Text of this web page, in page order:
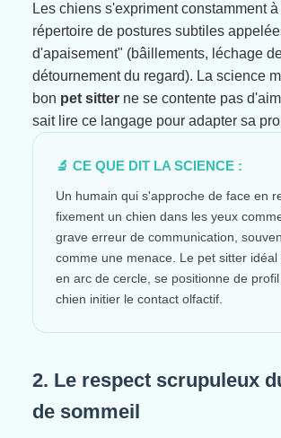
Les chiens s'expriment constamment
répertoire de postures subtiles
d'apaisement" (bâillements, léchage
détournement du regard). La science
bon pet sitter ne se contente pas
sait lire ce langage pour adapter sa
🔬 CE QUE DIT LA SCIENCE :
Un humain qui s'approche de face en
fixement un chien dans les yeux
grave erreur de communication,
comme une menace. Le pet sitter idéal
en arc de cercle, se positionne de
chien initier le contact olfactif.
2. Le respect scrupuleux
de sommeil